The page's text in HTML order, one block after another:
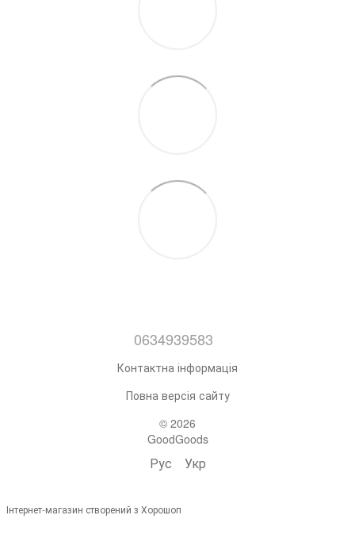
0634939583
Контактна інформація
Повна версія сайту
© 2026
GoodGoods
Рус Укр
Інтернет-магазин створений з Хорошоп